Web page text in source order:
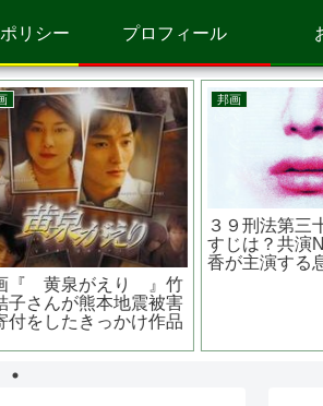
リシー プロフィール
洋画
ンズ・アキンボ あらすじ
？原作は？ラドクリフが
ログラマーでデスゲー
？
韓国映画
海にかか
は？実話？
くらいの被